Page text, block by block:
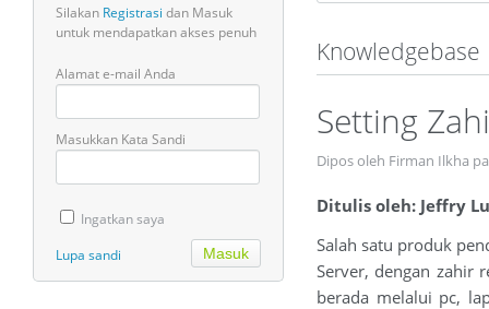
Silakan Registrasi dan Masuk
untuk mendapatkan akses penuh
Alamat e-mail Anda
Masukkan Kata Sandi
Ingatkan saya
Lupa sandi
Knowledgebase
Setting
Dipos oleh Firman Ilkha
Ditulis oleh: Jeffry
Salah satu produk
Server, dengan zahir
berada melalui pc,